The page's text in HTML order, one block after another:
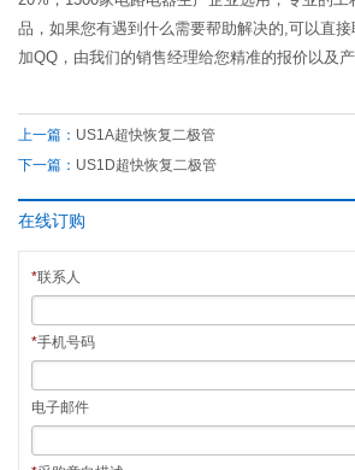
品，如果您有遇到什么需要帮助解决的,可以直
加QQ，由我们的销售经理给您精准的报价以及
上一篇： US1A超快恢复二极管
下一篇： US1D超快恢复二极管
在线订购
*联系人
*手机号码
电子邮件